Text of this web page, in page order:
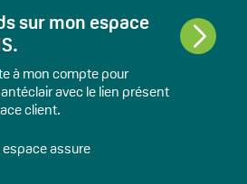
sur mon espace
à mon compte pour
avec le lien présent
client.